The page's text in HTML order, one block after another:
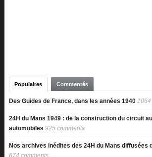
Populaires Commentés
Des Guides de France, dans les années 1940 1064
24H du Mans 1949 : de la construction du circuit
automobiles 925 comments
Nos archives inédites des 24H du Mans diffusées
674 comments